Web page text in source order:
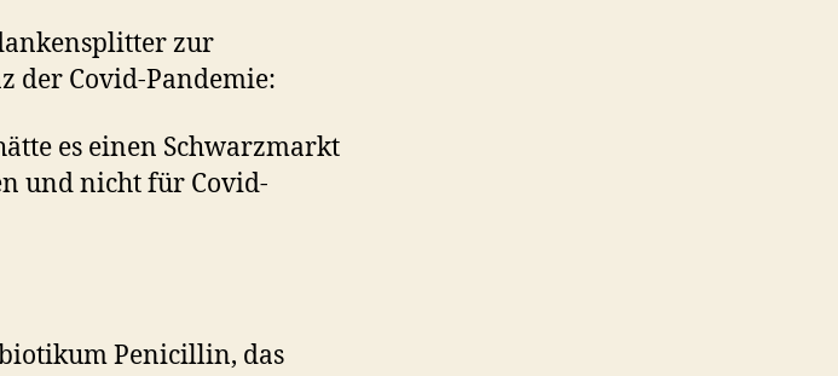
zur
der Covid-Pandemie:
es einen Schwarzmarkt
und nicht für Covid-
Penicillin, das